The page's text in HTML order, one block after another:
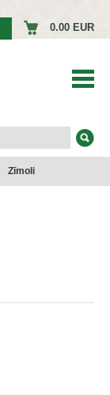
0.00 EUR
Zīmoli